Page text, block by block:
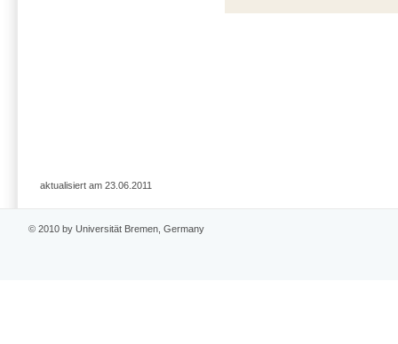
aktualisiert am 23.06.2011
© 2010 by Universität Bremen, Germany